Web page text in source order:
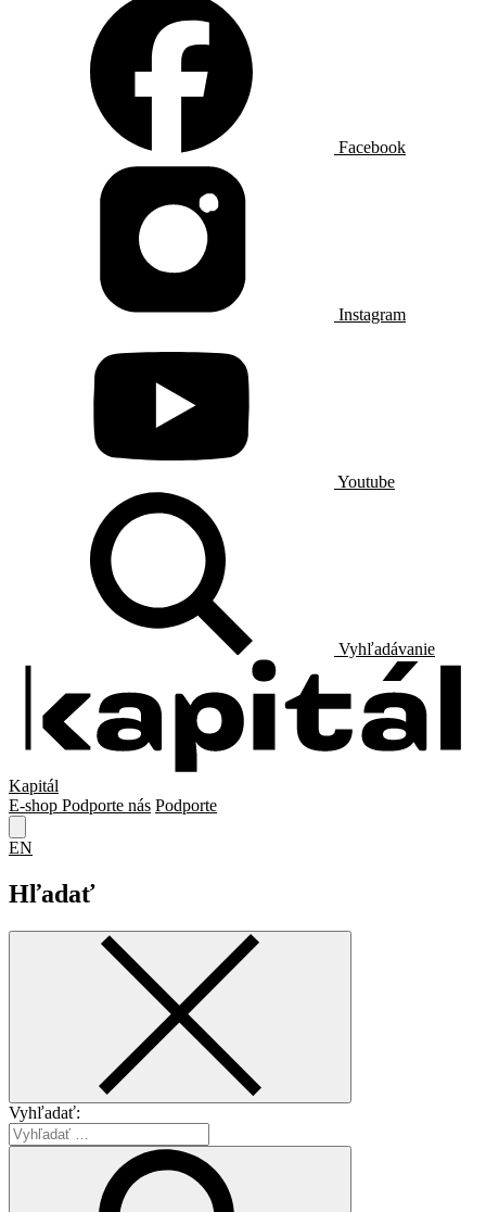
Facebook
Instagram
Youtube
Vyhľadávanie
Kapitál
E-shop Podporte nás Podporte
EN
Hľadať
Vyhľadať: